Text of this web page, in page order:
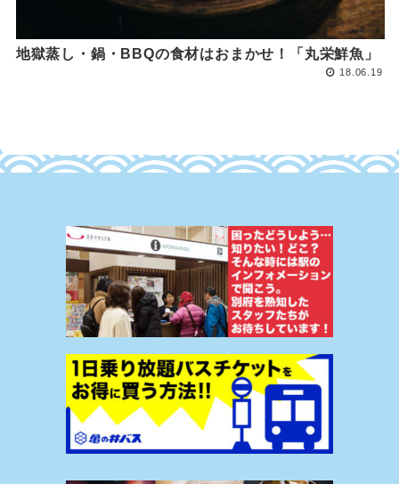
地獄蒸し・鍋・BBQの食材はおまかせ！「丸栄鮮魚」
18.06.19